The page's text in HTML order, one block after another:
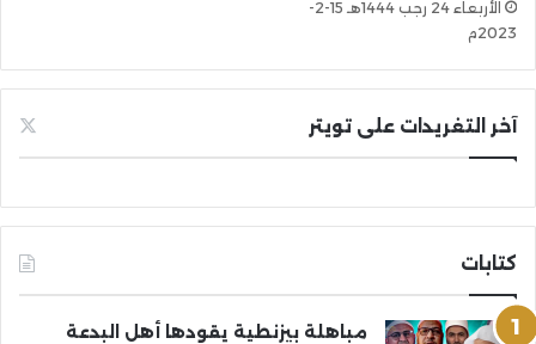
الأربعاء 24 رجب 1444هـ 15-2-
2023م
آخر التغريدات على تويتر
كتابات
مباهلة بيزنطية يقودها أهل البدعة